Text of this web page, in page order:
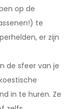
op de
te
er zijn
de sfeer van je
in te huren. Ze